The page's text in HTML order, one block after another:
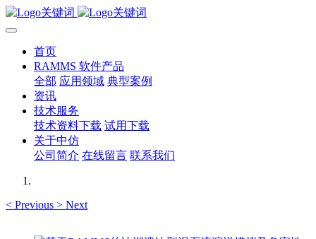
首页
RAMMS 软件产品
全部 应用领域 典型案例
资讯
技术服务
技术资料下载 试用下载
关于中仿
公司简介 在线留言 联系我们
< Previous > Next